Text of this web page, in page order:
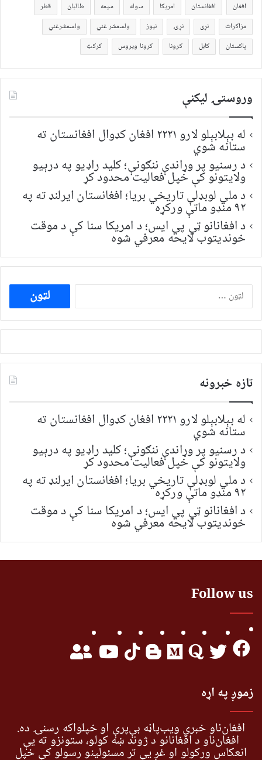
افغان افغانستان امریکا سوله سیمه طالبان
قطر
مزاکرات
نړی نړۍ نیوز ولسمشر غني
ولسمشرغني
پاکستان
کابل کرونا کرونا ویروس کرکټ
وروستۍ ليکنې
له بېلابېلو لارو ۲۲۲۱ افغان کډوال افغانستان ته
ستانه شوي
د رسنیو پر وړاندې ننګونې؛ کلید راډیو په درېیو
ولایتونو کې خپل فعالیت محدود کړ
د ملي لوبډلې تاریخي بریا؛ افغانستان ایرلنډ ته په
۹۲ منډو ماتې ورکړه
د افغانانو ټي پي ایس؛ د امریکا سنا کې د موقت
خونديتوب لایحه معرفي شوه
ددی
لپاره
لټون:
تازه خبرونه
له بېلابېلو لارو ۲۲۲۱ افغان کډوال افغانستان ته
ستانه شوي
د رسنیو پر وړاندې ننګونې؛ کلید راډیو په درېیو
ولایتونو کې خپل فعالیت محدود کړ
د ملي لوبډلې تاریخي بریا؛ افغانستان ایرلنډ ته په
۹۲ منډو ماتې ورکړه
د افغانانو ټي پي ایس؛ د امریکا سنا کې د موقت
خونديتوب لایحه معرفي شوه
Follow us
زموږ په اړه
افغان‌ناو خبري ویب‌پاڼه بې‌پرې او خپلواکه رسنۍ ده.
افغان‌ناو د افغانانو د ژوند ښه کولو، ستونزو ته یې
انعکاس ورکولو او غږ یې تر مسئولینو رسولو کې خپل